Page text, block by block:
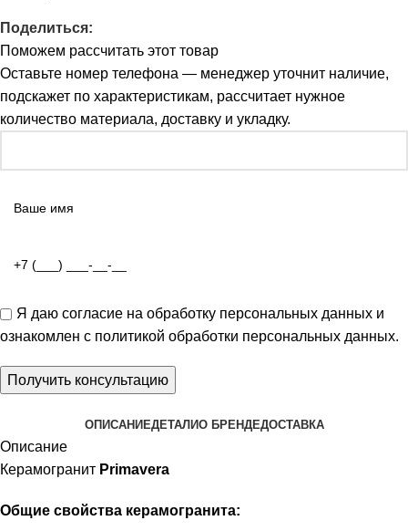
Поделиться:
Поможем рассчитать этот товар
Оставьте номер телефона — менеджер уточнит наличие,
подскажет по характеристикам, рассчитает нужное
количество материала, доставку и укладку.
Я даю согласие на обработку персональных данных и
ознакомлен с политикой обработки персональных данных.
ОПИСАНИЕДЕТАЛИО БРЕНДЕДОСТАВКА
Описание
Керамогранит Primavera
Общие свойства керамогранита: